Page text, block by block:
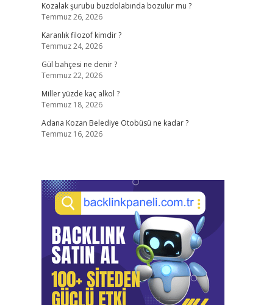
Kozalak şurubu buzdolabında bozulur mu ?
Temmuz 26, 2026
Karanlık filozof kimdir ?
Temmuz 24, 2026
Gül bahçesi ne denir ?
Temmuz 22, 2026
Miller yüzde kaç alkol ?
Temmuz 18, 2026
Adana Kozan Belediye Otobüsü ne kadar ?
Temmuz 16, 2026